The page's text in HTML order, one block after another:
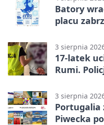
Batory
placu
3 sierpnia
17-latek
Rumi.
3 sierpnia
Portugalia
Piwecka